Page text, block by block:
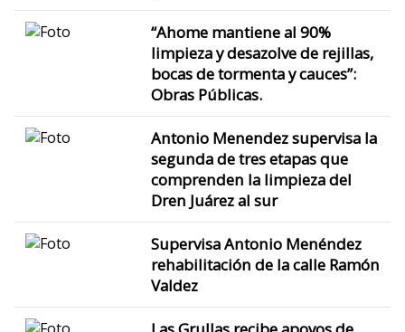
“Ahome mantiene al 90%
limpieza y desazolve de rejillas,
bocas de tormenta y cauces”:
Obras Públicas.
Antonio Menendez supervisa la
segunda de tres etapas que
comprenden la limpieza del
Dren Juárez al sur
Supervisa Antonio Menéndez
rehabilitación de la calle Ramón
Valdez